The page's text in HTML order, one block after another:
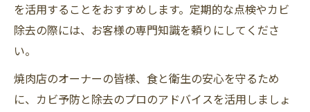
を活用することをおすすめします。定期的な点検やカビ
除去の際には、お客様の専門知識を頼りにしてくださ
い。
焼肉店のオーナーの皆様、食と衛生の安心を守るため
に、カビ予防と除去のプロのアドバイスを活用しましょ